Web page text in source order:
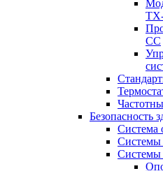
CC
Безопасность
Система
Системы
Системы